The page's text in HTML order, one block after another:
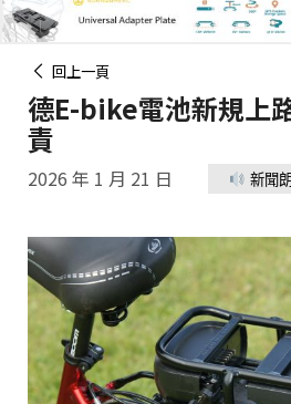
回上一頁
德E-bike電池新規上
責
2026 年 1 月 21 日 新聞